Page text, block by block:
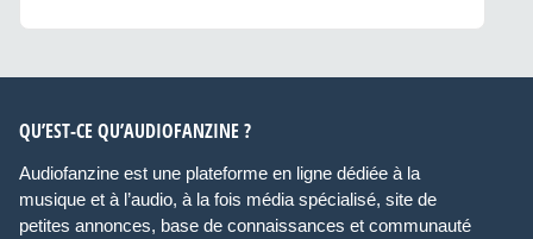
QU’EST-CE QU’AUDIOFANZINE ?
Audiofanzine est une plateforme en ligne dédiée à la
musique et à l’audio, à la fois média spécialisé, site de
petites annonces, base de connaissances et communauté